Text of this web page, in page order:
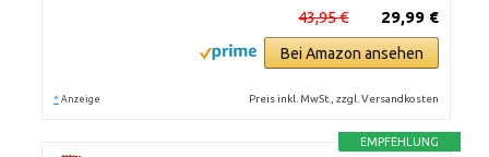
29,99 €
43,95 €
Bei Amazon ansehen
* Anzeige Preis inkl. MwSt., zzgl. Versandkosten
EMPFEHLUNG